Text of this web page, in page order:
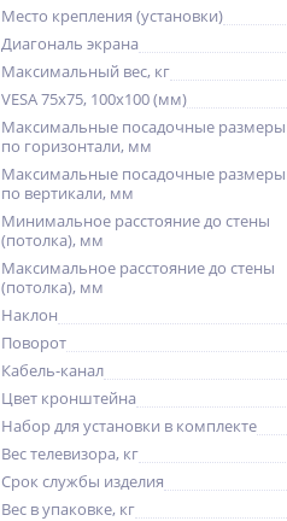
Место крепления (установки)
Диагональ экрана
Максимальный вес, кг
VESA 75x75, 100x100 (мм)
Максимальные посадочные размеры
по горизонтали, мм
Максимальные посадочные размеры
по вертикали, мм
Минимальное расстояние до стены
(потолка), мм
Максимальное расстояние до стены
(потолка), мм
Наклон
Поворот
Кабель-канал
Цвет кронштейна
Набор для установки в комплекте
Вес телевизора, кг
Срок службы изделия
Вес в упаковке, кг